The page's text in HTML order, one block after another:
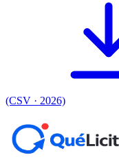
(CSV · 2026)